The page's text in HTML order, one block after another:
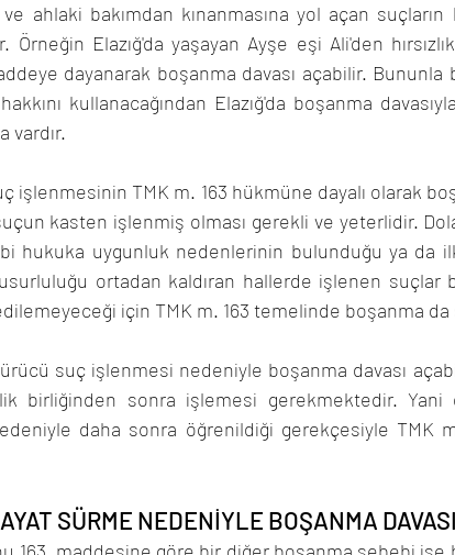
ahlaki bakımdan kınanmasına yol açan
Örneğin Elazığ'da yaşayan Ayşe eşi Ali'den
dayanarak boşanma davası açabilir.
kullanacağından Elazığ'da boşanma
vardır.
işlenmesinin TMK m. 163 hükmüne dayalı olarak
kasten işlenmiş olması gerekli ve yeterlidir.
hukuka uygunluk nedenlerinin bulunduğu ya da
ortadan kaldıran hallerde işlenen suçlar
için TMK m. 163 temelinde boşanma
suç işlenmesi nedeniyle boşanma davası
birliğinden sonra işlemesi gerekmektedir. Yani
daha sonra öğrenildiği gerekçesiyle TMK
SÜRME NEDENİYLE BOŞANMA DAVASI